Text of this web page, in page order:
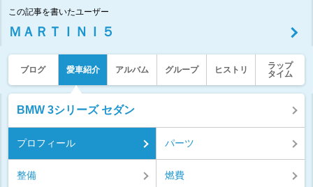
この記事を書いたユーザー
ＭＡＲＴＩＮＩ５
ブログ 愛車紹介 アルバム グループ ヒストリ
ラップ
タイム
BMW 3シリーズ セダン
プロフィール パーツ
整備 燃費